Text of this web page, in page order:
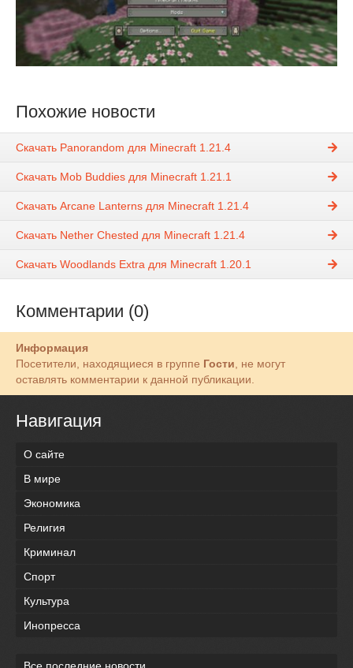
Похожие новости
Скачать Panorandom для Minecraft 1.21.4
Скачать Mob Buddies для Minecraft 1.21.1
Скачать Arcane Lanterns для Minecraft 1.21.4
Скачать Nether Chested для Minecraft 1.21.4
Скачать Woodlands Extra для Minecraft 1.20.1
Комментарии (0)
Информация
Посетители, находящиеся в группе Гости, не могут
оставлять комментарии к данной публикации.
Навигация
О сайте
В мире
Экономика
Религия
Криминал
Спорт
Культура
Инопресса
Все последние новости